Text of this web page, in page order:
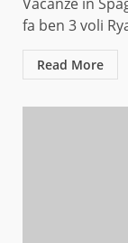
fa ben 3 voli
Read More